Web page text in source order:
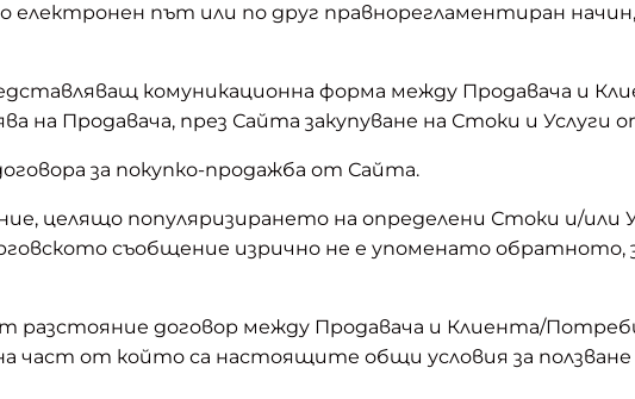
електронен път или по друг правнорегламентиран
комуникационна форма между Продавача и
Продавача, през Сайта закупуване на Стоки и Услуги
за покупко-продажба от Сайта.
целящо популяризирането на определени Стоки и/или
съобщение изрично не е упоменато обратното,
разстояние договор между Продавача и Клиента/
част от който са настоящите общи условия за